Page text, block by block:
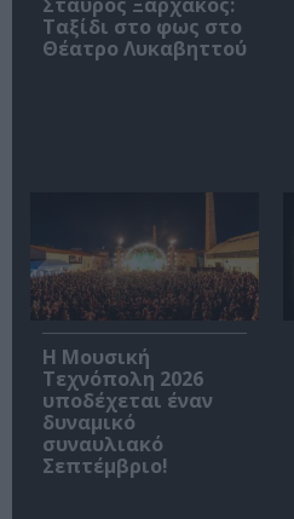
Ταξίδι στο φως στο
Θέατρο Λυκαβηττού
Η Μουσική
Τεχνόπολη 2026
υποδέχεται έναν
δυναμικό
συναυλιακό
Σεπτέμβριο!